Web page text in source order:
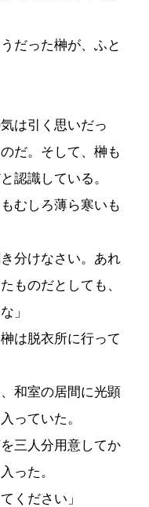
だった榊が、ふと
は引く思いだっ
だ。そして、榊も
認識している。
むしろ薄ら寒いも
分けなさい。あれ
ものだとしても、
」
は脱衣所に行って
和室の居間に光顕
っていた。
三人分用意してか
った。
ください」